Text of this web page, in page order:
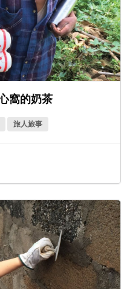
窩的奶茶
旅人旅事